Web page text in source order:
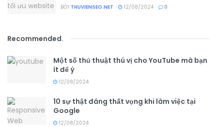
BỞI THUVIENSEO.NET 12/08/2024 0
Recommended.
Một số thủ thuật thú vị cho YouTube mà bạn
ít để ý
12/08/2024
10 sự thật đáng thất vọng khi làm việc tại
Google
12/08/2024